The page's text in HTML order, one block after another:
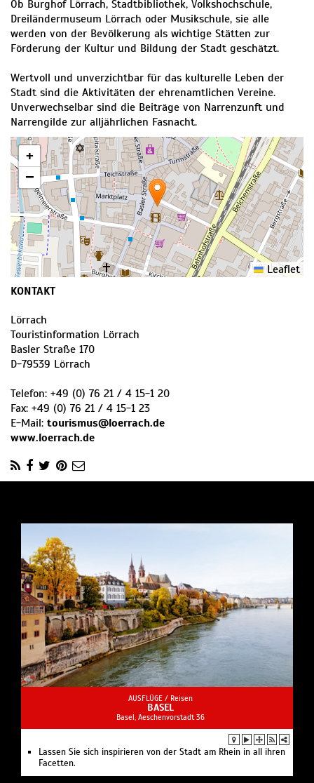
Ob Burghof Lörrach, Stadtbibliothek, Volkshochschule,
Dreiländermuseum Lörrach oder Musikschule, sie alle
werden von der Bevölkerung als wichtige Stätten zur
Förderung der Kultur und Bildung der Stadt geschätzt.
Wertvoll und unverzichtbar für das kulturelle Leben der
Stadt sind die Aktivitäten der ehrenamtlichen Vereine.
Unverwechselbar sind die Beiträge von Narrenzunft und
Narrengilde zur alljährlichen Fasnacht.
+
−
Leaflet
KONTAKT
Lörrach
Touristinformation Lörrach
Basler Straße 170
D-79539 Lörrach
Telefon: +49 (0) 76 21 / 4 15-1 20
Fax: +49 (0) 76 21 / 4 15-1 23
E-Mail: tourismus@loerrach.de
www.loerrach.de
AUSFLÜGE / Reisen
BASEL
Basel, Aeschenvorstadt 36
Lassen Sie sich inspirieren von der Stadt am Rhein in all ihren
Facetten.